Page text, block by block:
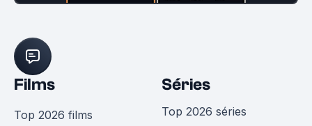
Films
Top 2026 films
Séries
Top 2026 séries